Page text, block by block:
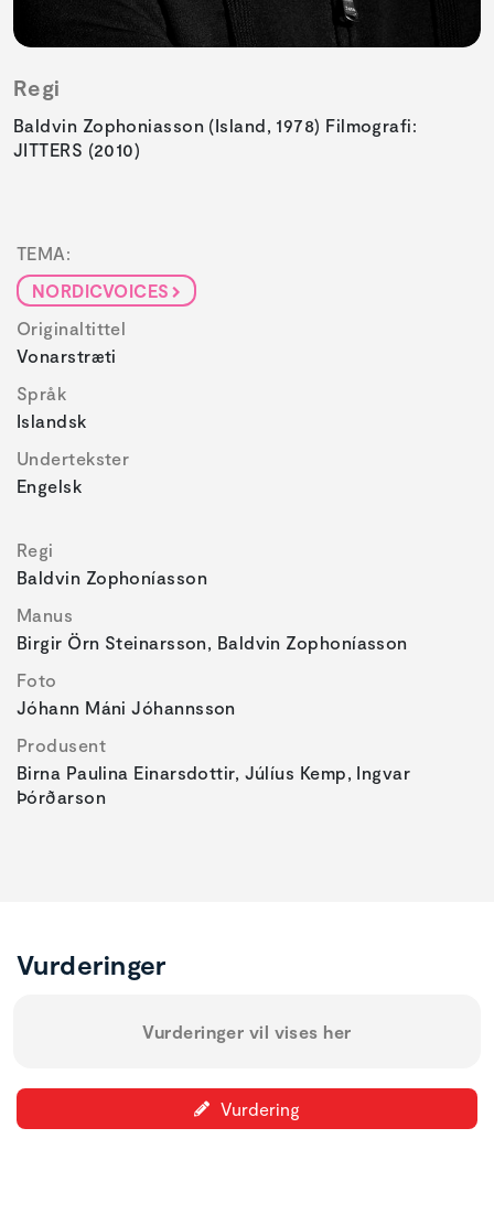
Regi
Baldvin Zophoniasson (Island, 1978) Filmografi:
JITTERS (2010)
TEMA:
NORDICVOICES
Originaltittel
Vonarstræti
Språk
Islandsk
Undertekster
Engelsk
Regi
Baldvin Zophoníasson
Manus
Birgir Örn Steinarsson, Baldvin Zophoníasson
Foto
Jóhann Máni Jóhannsson
Produsent
Birna Paulina Einarsdottir, Júlíus Kemp, Ingvar
Þórðarson
Vurderinger
Vurderinger vil vises her
Vurdering